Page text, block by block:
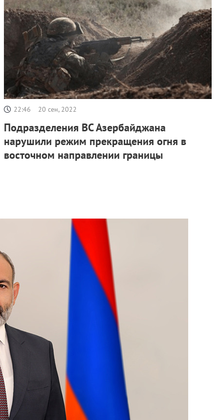
22:46 20 сен, 2022
Подразделения ВС Азербайджана
нарушили режим прекращения огня в
восточном направлении границы